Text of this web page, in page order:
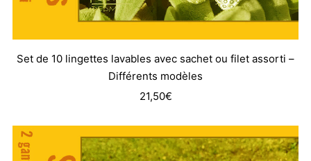
Set de 10 lingettes lavables avec sachet ou filet assorti –
Différents modèles
21,50€